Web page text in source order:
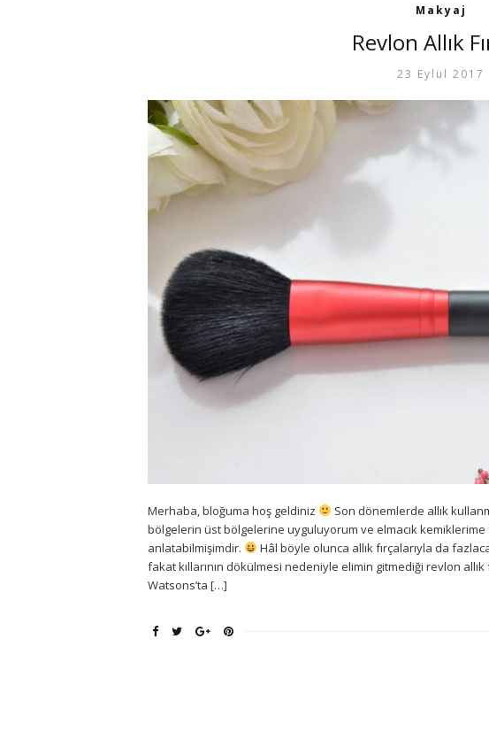
Makyaj
Revlon Allık
23 Eylül 2017
Merhaba, bloğuma hoş geldiniz
Son dönemlerde allık
bölgelerin üst bölgelerine uyguluyorum ve elmacık kemiklerime
anlatabilmişimdir.
Hâl böyle olunca allık fırçalarıyla da
fakat kıllarının dökülmesi nedeniyle elimin gitmediği revlon
Watsons’ta […]